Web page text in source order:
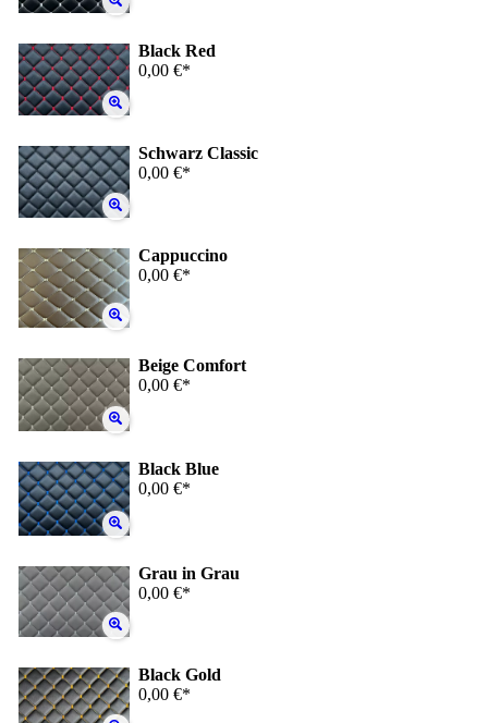
Black Red
0,00 €*
Schwarz Classic
0,00 €*
Cappuccino
0,00 €*
Beige Comfort
0,00 €*
Black Blue
0,00 €*
Grau in Grau
0,00 €*
Black Gold
0,00 €*